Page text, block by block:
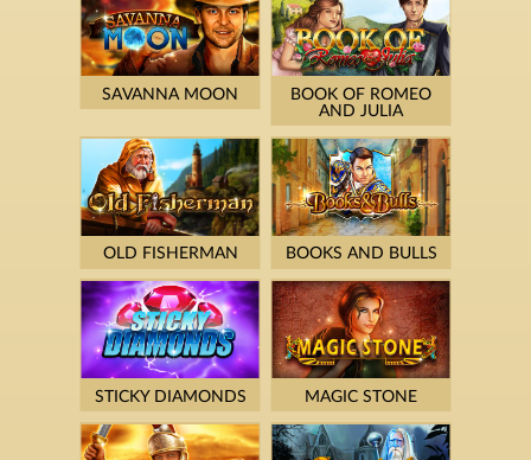
SAVANNA MOON
BOOK OF ROMEO
AND JULIA
OLD FISHERMAN BOOKS AND BULLS
STICKY DIAMONDS MAGIC STONE